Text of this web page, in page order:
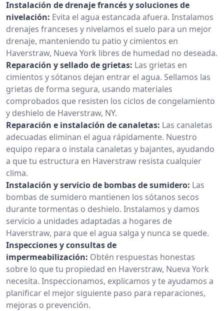
Instalación de drenaje francés y soluciones de
nivelación: Evita el agua estancada afuera. Instalamos
drenajes franceses y nivelamos el suelo para un mejor
drenaje, manteniendo tu patio y cimientos en
Haverstraw, Nueva York libres de humedad no deseada.
Reparación y sellado de grietas: Las grietas en
cimientos y sótanos dejan entrar el agua. Sellamos las
grietas de forma segura, usando materiales
comprobados que resisten los ciclos de congelamiento
y deshielo de Haverstraw, NY.
Reparación e instalación de canaletas: Las canaletas
adecuadas eliminan el agua rápidamente. Nuestro
equipo repara o instala canaletas y bajantes, ayudando
a que tu estructura en Haverstraw resista cualquier
clima.
Instalación y servicio de bombas de sumidero: Las
bombas de sumidero mantienen los sótanos secos
durante tormentas o deshielo. Instalamos y damos
servicio a unidades adaptadas a hogares de
Haverstraw, para que el agua salga y nunca se quede.
Inspecciones y consultas de
impermeabilización: Obtén respuestas honestas
sobre lo que tu propiedad en Haverstraw, Nueva York
necesita. Inspeccionamos, explicamos y te ayudamos a
planificar el mejor siguiente paso para reparaciones,
mejoras o prevención.